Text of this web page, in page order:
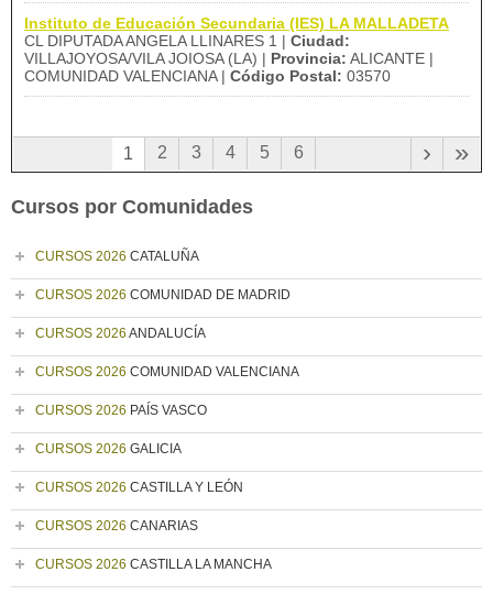
Instituto de Educación Secundaria (IES) LA MALLADETA
CL DIPUTADA ANGELA LLINARES 1 | Ciudad:
VILLAJOYOSA/VILA JOIOSA (LA) | Provincia: ALICANTE |
COMUNIDAD VALENCIANA | Código Postal: 03570
1 2 3 4 5 6 »
›
Cursos por Comunidades
CURSOS 2026 CATALUÑA
CURSOS 2026 COMUNIDAD DE MADRID
CURSOS 2026 ANDALUCÍA
CURSOS 2026 COMUNIDAD VALENCIANA
CURSOS 2026 PAÍS VASCO
CURSOS 2026 GALICIA
CURSOS 2026 CASTILLA Y LEÓN
CURSOS 2026 CANARIAS
CURSOS 2026 CASTILLA LA MANCHA